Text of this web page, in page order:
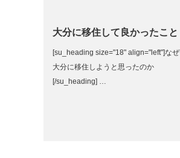
大分に移住して良かったこと
[su_heading size="18" align="left"]なぜ
大分に移住しようと思ったのか
[/su_heading] …